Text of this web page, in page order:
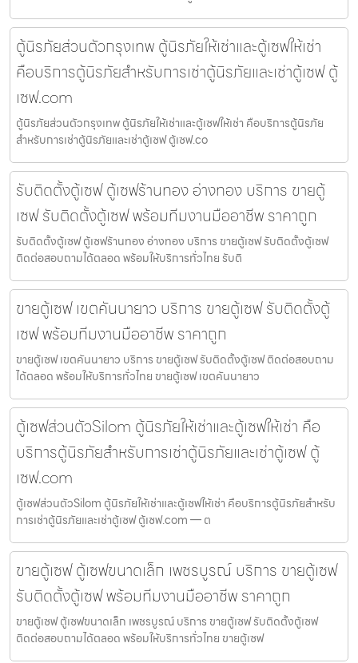
ตู้นิรภัยส่วนตัวกรุงเทพ ตู้นิรภัยให้เช่าและตู้เซฟให้เช่า
คือบริการตู้นิรภัยสำหรับการเช่าตู้นิรภัยและเช่าตู้เซฟ ตู้
เซฟ.com
ตู้นิรภัยส่วนตัวกรุงเทพ ตู้นิรภัยให้เช่าและตู้เซฟให้เช่า คือบริการตู้นิรภัย
สำหรับการเช่าตู้นิรภัยและเช่าตู้เซฟ ตู้เซฟ.co
รับติดตั้งตู้เซฟ ตู้เซฟร้านทอง อ่างทอง บริการ ขายตู้
เซฟ รับติดตั้งตู้เซฟ พร้อมทีมงานมืออาชีพ ราคาถูก
รับติดตั้งตู้เซฟ ตู้เซฟร้านทอง อ่างทอง บริการ ขายตู้เซฟ รับติดตั้งตู้เซฟ
ติดต่อสอบถามได้ตลอด พร้อมให้บริการทั่วไทย รับติ
ขายตู้เซฟ เขตคันนายาว บริการ ขายตู้เซฟ รับติดตั้งตู้
เซฟ พร้อมทีมงานมืออาชีพ ราคาถูก
ขายตู้เซฟ เขตคันนายาว บริการ ขายตู้เซฟ รับติดตั้งตู้เซฟ ติดต่อสอบถาม
ได้ตลอด พร้อมให้บริการทั่วไทย ขายตู้เซฟ เขตคันนายาว
ตู้เซฟส่วนตัวSilom ตู้นิรภัยให้เช่าและตู้เซฟให้เช่า คือ
บริการตู้นิรภัยสำหรับการเช่าตู้นิรภัยและเช่าตู้เซฟ ตู้
เซฟ.com
ตู้เซฟส่วนตัวSilom ตู้นิรภัยให้เช่าและตู้เซฟให้เช่า คือบริการตู้นิรภัยสำหรับ
การเช่าตู้นิรภัยและเช่าตู้เซฟ ตู้เซฟ.com — ต
ขายตู้เซฟ ตู้เซฟขนาดเล็ก เพชรบูรณ์ บริการ ขายตู้เซฟ
รับติดตั้งตู้เซฟ พร้อมทีมงานมืออาชีพ ราคาถูก
ขายตู้เซฟ ตู้เซฟขนาดเล็ก เพชรบูรณ์ บริการ ขายตู้เซฟ รับติดตั้งตู้เซฟ
ติดต่อสอบถามได้ตลอด พร้อมให้บริการทั่วไทย ขายตู้เซฟ